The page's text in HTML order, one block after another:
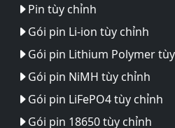
Pin tùy chỉnh
Gói pin Li-ion tùy chỉnh
Gói pin Lithium Polymer
Gói pin NiMH tùy chỉnh
Gói pin LiFePO4 tùy chỉnh
Gói pin 18650 tùy chỉnh